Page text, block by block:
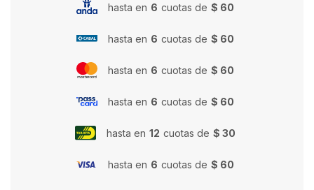
hasta en 6 cuotas de $ 60
hasta en 6 cuotas de $ 60
hasta en 6 cuotas de $ 60
hasta en 6 cuotas de $ 60
hasta en 12 cuotas de $ 30
hasta en 6 cuotas de $ 60